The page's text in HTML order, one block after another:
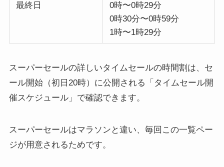
最終日
0時〜0時29分
0時30分〜0時59分
1時〜1時29分
スーパーセールの詳しいタイムセールの時間割は、セ
ール開始（初日20時）に公開される「タイムセール開
催スケジュール」で確認できます。
スーパーセールはマラソンと違い、毎回この一覧ペー
ジが用意されるためです。